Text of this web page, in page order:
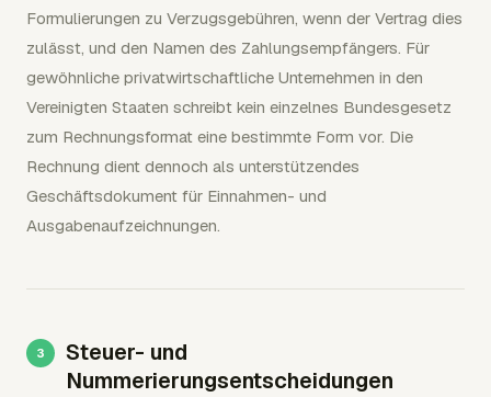
Formulierungen zu Verzugsgebühren, wenn der Vertrag dies
zulässt, und den Namen des Zahlungsempfängers. Für
gewöhnliche privatwirtschaftliche Unternehmen in den
Vereinigten Staaten schreibt kein einzelnes Bundesgesetz
zum Rechnungsformat eine bestimmte Form vor. Die
Rechnung dient dennoch als unterstützendes
Geschäftsdokument für Einnahmen- und
Ausgabenaufzeichnungen.
Steuer- und
Nummerierungsentscheidungen